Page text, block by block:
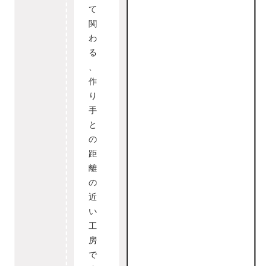
て
関
わ
る
作
り
手
と
の
距
離
の
近
い
工
房
で